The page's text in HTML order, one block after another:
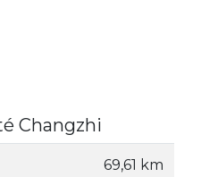
Changzhi
69,61 km